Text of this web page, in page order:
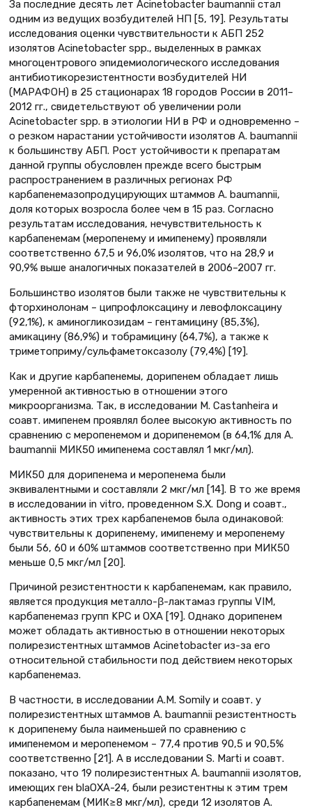
За последние десять лет Acinetobacter baumannii стал
одним из ведущих возбудителей НП [5, 19]. Результаты
исследования оценки чувствительности к АБП 252
изолятов Acinetobacter spp., выделенных в рамках
многоцентрового эпидемиологического исследования
антибиотикорезистентности возбудителей НИ
(МАРАФОН) в 25 стационарах 18 городов России в 2011–
2012 гг., свидетельствуют об увеличении роли
Acinetobacter spp. в этиологии НИ в РФ и одновременно –
о резком нарастании устойчивости изолятов A. baumannii
к большинству АБП. Рост устойчивости к препаратам
данной группы обусловлен прежде всего быстрым
распространением в различных регионах РФ
карбапенемазопродуцирующих штаммов A. baumannii,
доля которых возросла более чем в 15 раз. Согласно
результатам исследования, нечувствительность к
карбапенемам (меропенему и имипенему) проявляли
соответственно 67,5 и 96,0% изолятов, что на 28,9 и
90,9% выше аналогичных показателей в 2006–2007 гг.
Большинство изолятов были также не чувствительны к
фторхинолонам – ципрофлоксацину и левофлоксацину
(92,1%), к аминогликозидам – гентамицину (85,3%),
амикацину (86,9%) и тобрамицину (64,7%), а также к
триметоприму/сульфаметоксазолу (79,4%) [19].
Как и другие карбапенемы, дорипенем обладает лишь
умеренной активностью в отношении этого
микроорганизма. Так, в исследовании M. Castanheira и
соавт. имипенем проявлял более высокую активность по
сравнению с меропенемом и дорипенемом (в 64,1% для A.
baumannii МИК50 имипенема составлял 1 мкг/мл).
МИК50 для дорипенема и меропенема были
эквивалентными и составляли 2 мкг/мл [14]. В то же время
в исследовании in vitro, проведенном S.X. Dong и соавт.,
активность этих трех карбапенемов была одинаковой:
чувствительны к дорипенему, имипенему и меропенему
были 56, 60 и 60% штаммов соответственно при МИК50
меньше 0,5 мкг/мл [20].
Причиной резистентности к карбапенемам, как правило,
является продукция металло-β-лактамаз группы VIM,
карбапенемаз групп KPC и OXA [19]. Однако дорипенем
может обладать активностью в отношении некоторых
полирезистентных штаммов Acinetobacter из-за его
относительной стабильности под действием некоторых
карбапенемаз.
В частности, в исследовании A.M. Somily и соавт. у
полирезистентных штаммов A. baumannii резистентность
к дорипенему была наименьшей по сравнению с
имипенемом и меропенемом – 77,4 против 90,5 и 90,5%
соответственно [21]. А в исследовании S. Marti и соавт.
показано, что 19 полирезистентных A. baumannii изолятов,
имеющих ген blaOXA-24, были резистентны к этим трем
карбапенемам (МИК≥8 мкг/мл), среди 12 изолятов A.